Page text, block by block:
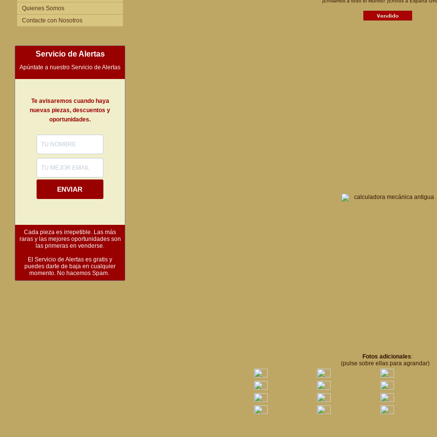
Quienes Somos
Contacte con Nosotros
Servicio de Alertas
Apúntate a nuestro Servicio de Alertas
Te avisaremos cuando haya
nuevas piezas, descuentos y
oportunidades.
ENVIAR
Cada pieza es irrepetible. Las más
raras y las mejores oportunidades son
las primeras en venderse.
El Servicio de Alertas es gratis y
puedes darte de baja en cualquier
momento. No hacemos Spam.
Fotos adicionales:
(pulse sobre ellas para agrandar)